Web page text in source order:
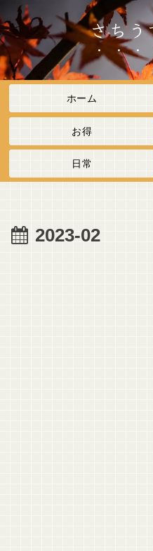
さち
ホーム
お得
日常
2023-02